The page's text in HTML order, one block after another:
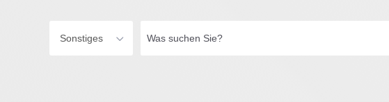
Sonstiges
suchen